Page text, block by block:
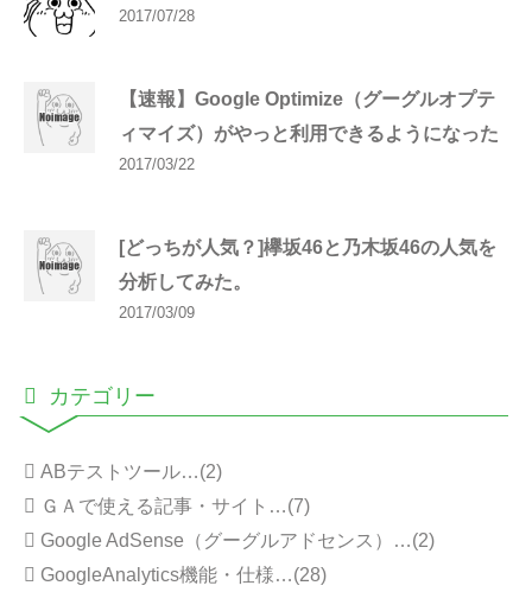
2017/07/28
【速報】Google Optimize（グーグルオプテ
ィマイズ）がやっと利用できるようになった
2017/03/22
[どっちが人気？]欅坂46と乃木坂46の人気を
分析してみた。
2017/03/09
カテゴリー
ABテストツール…(2)
ＧＡで使える記事・サイト…(7)
Google AdSense（グーグルアドセンス）…(2)
GoogleAnalytics機能・仕様…(28)